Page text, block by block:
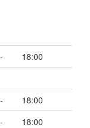
-
18:00
-
18:00
-
18:00